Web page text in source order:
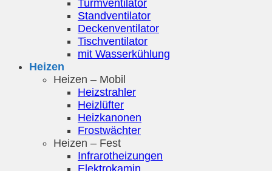
Turmventilator
Standventilator
Deckenventilator
Tischventilator
mit Wasserkühlung
Heizen
Heizen – Mobil
Heizstrahler
Heizlüfter
Heizkanonen
Frostwächter
Heizen – Fest
Infrarotheizungen
Elektrokamin